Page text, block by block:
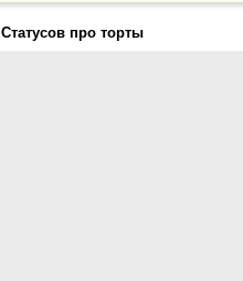
Статусов про торты